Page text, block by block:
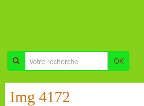
OK
Img 4172